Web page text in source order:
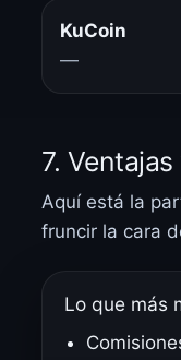
KuCoin
—
7.
Aquí está la
fruncir la cara
Lo que más